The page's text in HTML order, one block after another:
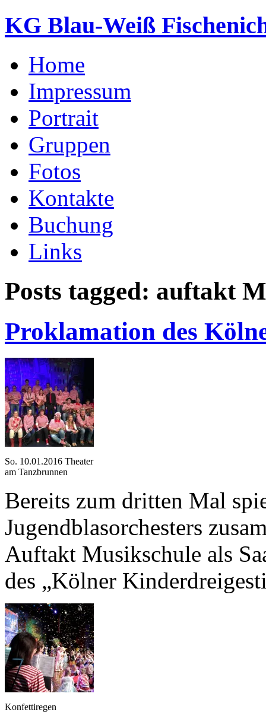
KG Blau-Weiß
Home
Impressum
Portrait
Gruppen
Fotos
Kontakte
Buchung
Links
Posts tagged: auftakt
Proklamation des
So. 10.01.2016 Theater
am Tanzbrunnen
Bereits zum dritten Mal
Jugendblasorchesters
Auftakt Musikschule als
des „Kölner
Konfettiregen